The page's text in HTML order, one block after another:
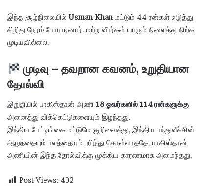
இந்த சூழ்நிலையில் Usman Khanமட்டும் 44 ரன்கள் எடுத்து
சிறிது நேரம் போராடினார். மற்ற வீரர்கள் யாரும் நிலைத்து நிற்க
முடியவில்லை.
முடிவு – தவறான கவனம், உறுதியான
தோல்வி
இறுதியில் பாகிஸ்தான் அணி 18 ஓவர்களில் 114 ரன்களுக்கு
அனைத்து விக்கெட்டுகளையும் இழந்தது.
இந்திய பேட்டிங்கை மட்டுமே குறிவைத்து, இந்திய பந்துவீச்சின்
ஆழத்தையும் பலத்தையும் புரிந்து கொள்ளாததே, பாகிஸ்தான்
அணியின் இந்த தோல்விக்கு முக்கிய காரணமாக அமைந்தது.
Post Views: 402